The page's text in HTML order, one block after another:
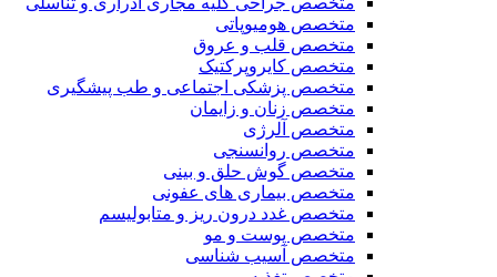
متخصص هومیوپاتی
متخصص قلب و عروق
متخصص کایروپرکتیک
متخصص پزشکی اجتماعی و طب پیشگیری
متخصص زنان و زایمان
متخصص آلرژی
متخصص روانسنجی
متخصص گوش حلق و بینی
متخصص بیماری های عفونی
متخصص غدد درون ریز و متابولیسم
متخصص پوست و مو
متخصص آسیب شناسی